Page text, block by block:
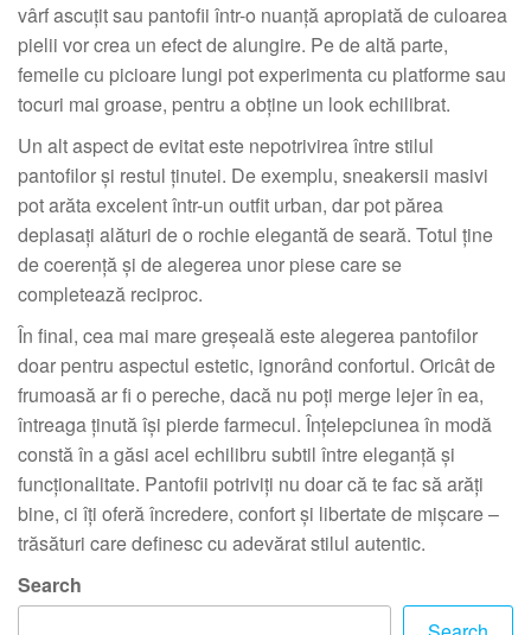
vârf ascuțit sau pantofii într-o nuanță apropiată de culoarea
pielii vor crea un efect de alungire. Pe de altă parte,
femeile cu picioare lungi pot experimenta cu platforme sau
tocuri mai groase, pentru a obține un look echilibrat.
Un alt aspect de evitat este nepotrivirea între stilul
pantofilor și restul ținutei. De exemplu, sneakersii masivi
pot arăta excelent într-un outfit urban, dar pot părea
deplasați alături de o rochie elegantă de seară. Totul ține
de coerență și de alegerea unor piese care se
completează reciproc.
În final, cea mai mare greșeală este alegerea pantofilor
doar pentru aspectul estetic, ignorând confortul. Oricât de
frumoasă ar fi o pereche, dacă nu poți merge lejer în ea,
întreaga ținută își pierde farmecul. Înțelepciunea în modă
constă în a găsi acel echilibru subtil între eleganță și
funcționalitate. Pantofii potriviți nu doar că te fac să arăți
bine, ci îți oferă încredere, confort și libertate de mișcare –
trăsături care definesc cu adevărat stilul autentic.
Search